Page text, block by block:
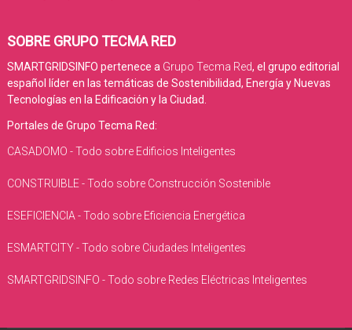
SOBRE GRUPO TECMA RED
SMARTGRIDSINFO pertenece a Grupo Tecma Red, el grupo editorial
español líder en las temáticas de Sostenibilidad, Energía y Nuevas
Tecnologías en la Edificación y la Ciudad.
Portales de Grupo Tecma Red:
CASADOMO - Todo sobre Edificios Inteligentes
CONSTRUIBLE - Todo sobre Construcción Sostenible
ESEFICIENCIA - Todo sobre Eficiencia Energética
ESMARTCITY - Todo sobre Ciudades Inteligentes
SMARTGRIDSINFO - Todo sobre Redes Eléctricas Inteligentes